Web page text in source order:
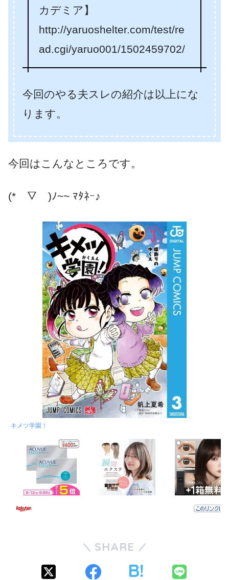
カデミア】
http://yaruoshelter.com/test/re
ad.cgi/yaruo001/1502459702/
今回のやる夫スレの紹介は以上にな
ります。
今回はこんなところです。
(*￣▽￣)ﾉ~~ ﾏﾀﾈｰ♪
キメツ学園！
SHARE